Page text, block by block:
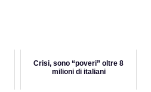
Crisi, sono “poveri” oltre 8
milioni di italiani